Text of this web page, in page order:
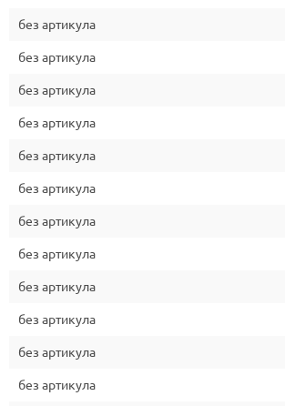
без артикула
без артикула
без артикула
без артикула
без артикула
без артикула
без артикула
без артикула
без артикула
без артикула
без артикула
без артикула